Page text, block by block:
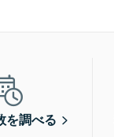
を調べる